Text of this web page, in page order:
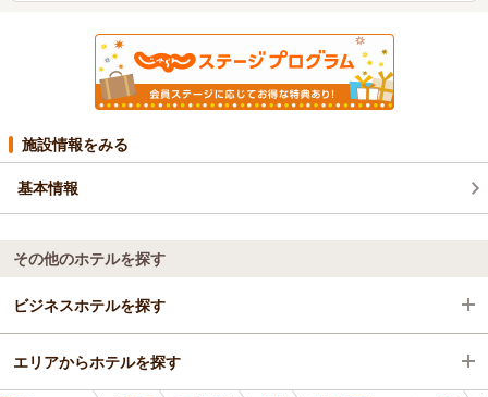
施設情報をみる
基本情報
その他のホテルを探す
ビジネスホテルを探す
岩手県
エリアからホテルを探す